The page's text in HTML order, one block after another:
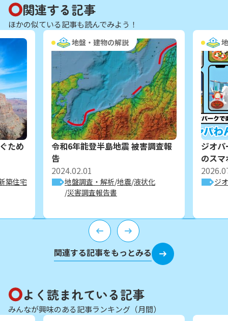
関連する記事
ほかの似ている記事も読んでみよう！
ため
築住宅
地盤・建物の解説
令和6年能登半島地震 被害調査報
告
2024.02.01
地盤調査・解析 地震 液状化
災害調査報告書
ジオ
のス
ジ
関連する記事をもっとみる
よく読まれている記事
みんなが興味のある記事ランキング（月間）